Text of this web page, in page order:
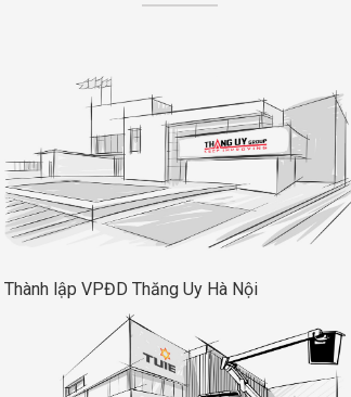
Thành lập VPĐD Thăng Uy Hà Nội